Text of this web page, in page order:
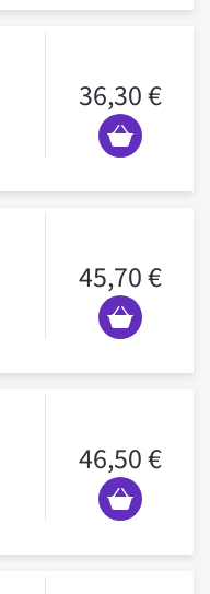
36,30 €
45,70 €
46,50 €